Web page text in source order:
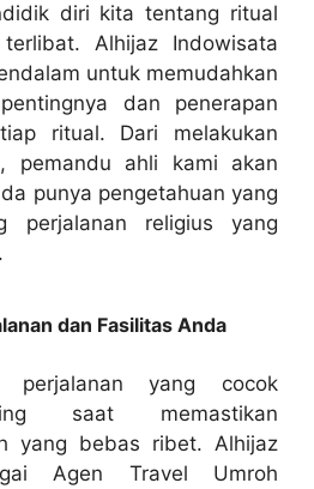
diri kita tentang ritual
Alhijaz Indowisata
untuk memudahkan
dan penerapan
ritual. Dari melakukan
pemandu ahli kami akan
punya pengetahuan yang
perjalanan religius yang
dan Fasilitas Anda
perjalanan yang cocok
saat memastikan
yang bebas ribet. Alhijaz
Agen Travel Umroh